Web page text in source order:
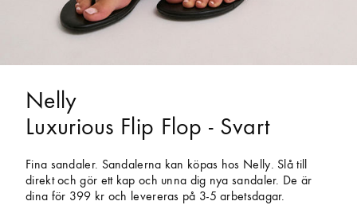
Nelly
Luxurious Flip Flop - Svart
Fina sandaler. Sandalerna kan köpas hos Nelly. Slå till
direkt och gör ett kap och unna dig nya sandaler. De är
dina för 399 kr och levereras på 3-5 arbetsdagar.